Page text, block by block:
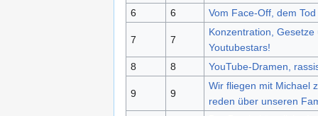
6
6 Vom Face-Off, dem
7 7
Konzentration,
Youtubestars!
8
8 YouTube-Dramen,
9 9
Wir fliegen mit Michael
reden über unseren